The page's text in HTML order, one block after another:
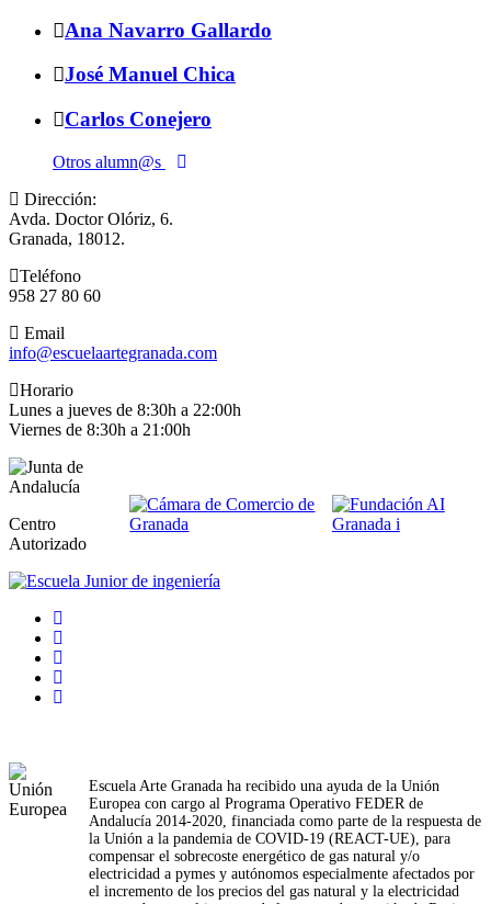
Ana Navarro Gallardo
José Manuel Chica
Carlos Conejero
Otros alumn@s
Dirección:
Avda. Doctor Olóriz, 6.
Granada, 18012.
Teléfono
958 27 80 60
Email
info@escuelaartegranada.com
Horario
Lunes a jueves de 8:30h a 22:00h
Viernes de 8:30h a 21:00h
Centro
Autorizado
Escuela Arte Granada ha recibido una ayuda de la Unión
Europea con cargo al Programa Operativo FEDER de
Andalucía 2014-2020, financiada como parte de la respuesta de
la Unión a la pandemia de COVID-19 (REACT-UE), para
compensar el sobrecoste energético de gas natural y/o
electricidad a pymes y autónomos especialmente afectados por
el incremento de los precios del gas natural y la electricidad